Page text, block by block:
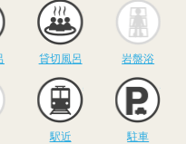
露天風呂 貸切風呂
貸切風呂 岩盤浴
サウナ
駅近 駐車